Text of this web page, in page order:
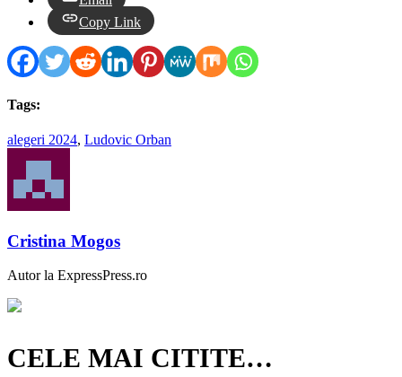
Copy Link
Tags:
alegeri 2024, Ludovic Orban
Cristina Mogos
Autor la ExpressPress.ro
CELE MAI CITITE…